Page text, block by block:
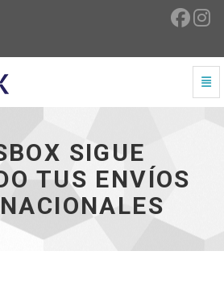
tus envíos internacionales -
SIGUE
TUS ENVÍOS